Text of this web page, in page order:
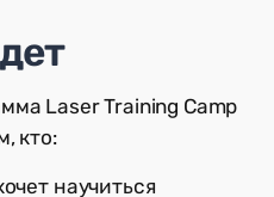
Laser Training Camp
кто:
научиться